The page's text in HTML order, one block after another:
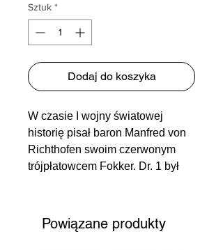
Sztuk *
Dodaj do koszyka
W czasie I wojny światowej
historię pisał baron Manfred von
Richthofen swoim czerwonym
trójpłatowcem Fokker. Dr. 1 był
samolotów i osiągał wysokie
prędkości wznoszenia. Dr. 1,
Powiązane produkty